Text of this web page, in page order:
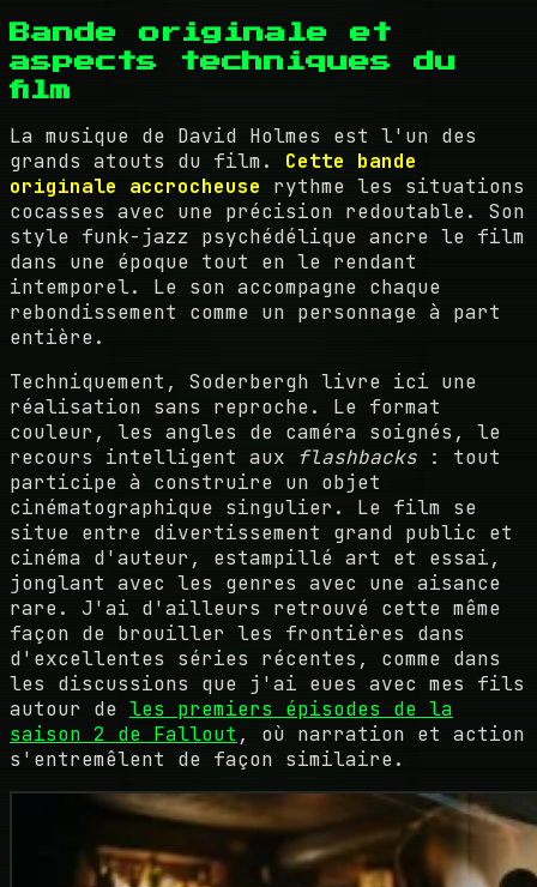
Bande originale et
aspects techniques du
film
La musique de David Holmes est l'un des
grands atouts du film. Cette bande
originale accrocheuse rythme les situations
cocasses avec une précision redoutable. Son
style funk-jazz psychédélique ancre le film
dans une époque tout en le rendant
intemporel. Le son accompagne chaque
rebondissement comme un personnage à part
entière.
Techniquement, Soderbergh livre ici une
réalisation sans reproche. Le format
couleur, les angles de caméra soignés, le
recours intelligent aux flashbacks : tout
participe à construire un objet
cinématographique singulier. Le film se
situe entre divertissement grand public et
cinéma d'auteur, estampillé art et essai,
jonglant avec les genres avec une aisance
rare. J'ai d'ailleurs retrouvé cette même
façon de brouiller les frontières dans
d'excellentes séries récentes, comme dans
les discussions que j'ai eues avec mes fils
autour de les premiers épisodes de la
saison 2 de Fallout , où narration et action
s'entremêlent de façon similaire.